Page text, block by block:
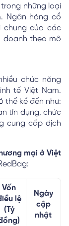
những loại
Ngân hàng cổ
chung của các
doanh theo mô
chức năng
tế Việt Nam.
thể kể đến như:
tín dụng, chức
cung cấp dịch
mại ở Việt
Vốn
lệ
(Tỷ
Ngày
cập
nhật